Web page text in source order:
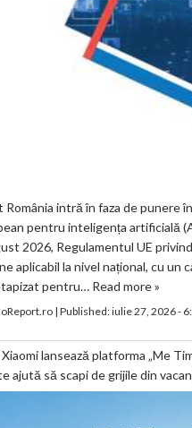
România intră în faza de punere
pentru inteligența artificială
2026, Regulamentul UE
aplicabil la nivel național, cu un
pentru… Read more »
| Published:iulie 27, 2026 -
lansează platforma „Me
ajută să scapi de grijile din